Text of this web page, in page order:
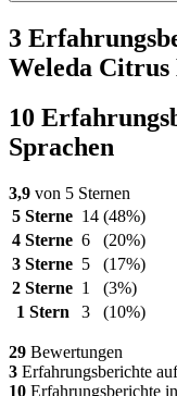
3
Weleda Citrus
10
Sprachen
3,9 von 5 Sternen
5 Sterne 14 (48%)
4 Sterne 6
(20%)
3 Sterne 5
(17%)
2 Sterne 1
(3%)
1 Stern
3 (10%)
29 Bewertungen
3 Erfahrungsberichte
10 Erfahrungsberichte